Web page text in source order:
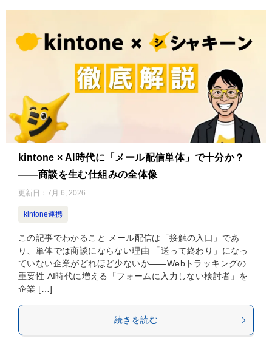
kintone × AI時代に「メール配信単体」で十分か？
——商談を生む仕組みの全体像
更新日： 7月 6, 2026
kintone連携
この記事でわかること メール配信は「接触の入口」であ
り、単体では商談にならない理由 「送って終わり」になっ
ていない企業がどれほど少ないか——Webトラッキングの
重要性 AI時代に増える「フォームに入力しない検討者」を
企業 […]
続きを読む